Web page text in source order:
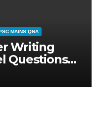
UPSC
Affairs
Tech (UPSC